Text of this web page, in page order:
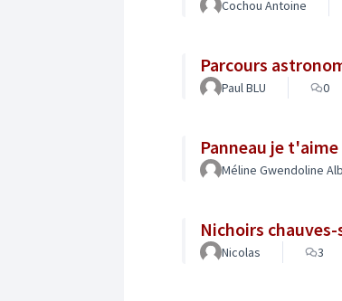
Cochou Antoine
Parcours
Paul BLU 0
Panneau je
Méline Gwendoline
Nichoirs
Nicolas 3